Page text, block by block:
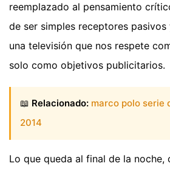
reemplazado al pensamiento
de ser simples receptores
una televisión que nos respete
solo como objetivos publicitarios.
📖 Relacionado: marco polo serie
2014
Lo que queda al final de la noche,